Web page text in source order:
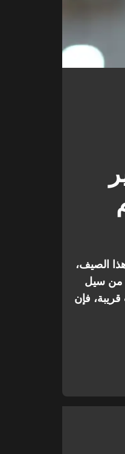
الصيف،
من سيل
قريبة، فإن